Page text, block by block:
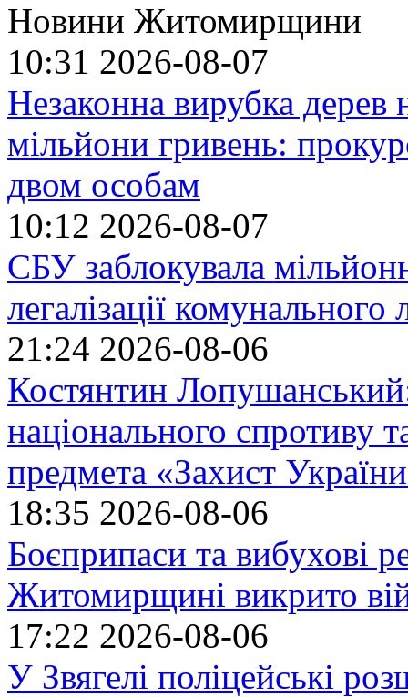
Новини Житомирщини
10:31 2026-08-07
Незаконна вирубка
мільйони гривень:
двом особам
10:12 2026-08-07
СБУ заблокувала
легалізації
21:24 2026-08-06
Костянтин
національного спротиву
предмета «Захист
18:35 2026-08-06
Боєприпаси та вибухові
Житомирщині викрито
17:22 2026-08-06
У Звягелі поліцейські